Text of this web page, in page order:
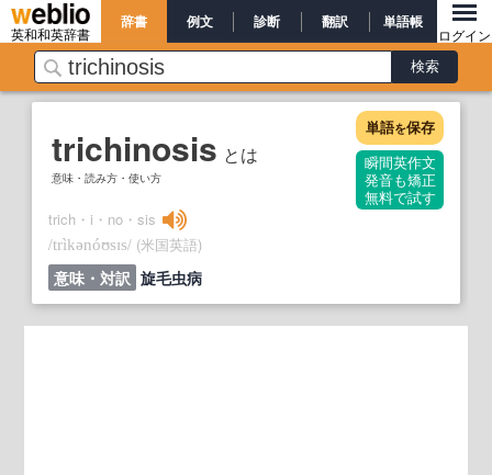
英和和英辞書
辞書 例文 診断 翻訳 単語帳
ログイン
trichinosis とは
意味・読み方・使い方
単語を保存
瞬間英作文
発音も矯正
無料で試す
trich・i・no・sis
/trìkənóʊsɪs/ (米国英語)
意味・対訳 旋毛虫病